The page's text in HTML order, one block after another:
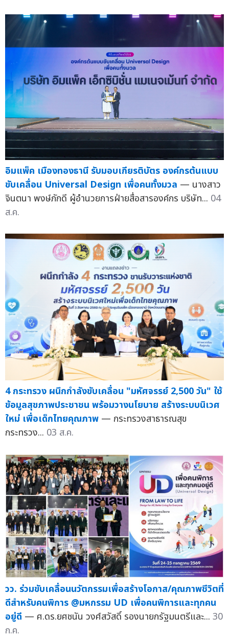
อิมแพ็ค เมืองทองธานี รับมอบเกียรติบัตร องค์กรต้นแบบ
ขับเคลื่อน Universal Design เพื่อคนทั้งมวล — นางสาว
จินตนา พงษ์ภักดี ผู้อำนวยการฝ่ายสื่อสารองค์กร บริษัท... 04
ส.ค.
4 กระทรวง ผนึกกำลังขับเคลื่อน "มหัศจรรย์ 2,500 วัน" ใช้
ข้อมูลสุขภาพประชาชน พร้อมวางนโยบาย สร้างระบบนิเวศ
ใหม่ เพื่อเด็กไทยคุณภาพ — กระทรวงสาธารณสุข
กระทรวง... 03 ส.ค.
วว. ร่วมขับเคลื่อนนวัตกรรมเพื่อสร้างโอกาส/คุณภาพชีวิตที่
ดีสำหรับคนพิการ @มหกรรม UD เพื่อคนพิการและทุกคน
อยู่ดี — ศ.ดร.ยศชนัน วงศ์สวัสดิ์ รองนายกรัฐมนตรีและ... 30
ก.ค.